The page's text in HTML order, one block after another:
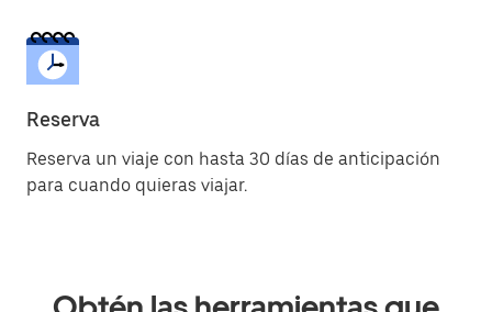
Reserva
Reserva un viaje con hasta 30 días de anticipación
para cuando quieras viajar.